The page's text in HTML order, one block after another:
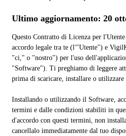
Ultimo aggiornamento: 20
Questo Contratto di Licenza per
accordo legale tra te (l'"Utente") e
"ci," o "nostro") per l'uso
"Software"). Ti preghiamo di leggere
prima di scaricare, installare o utilizzare
Installando o utilizzando il Software,
termini e dalle condizioni stabiliti in
d'accordo con questi termini, non
cancellalo immediatamente dal tuo